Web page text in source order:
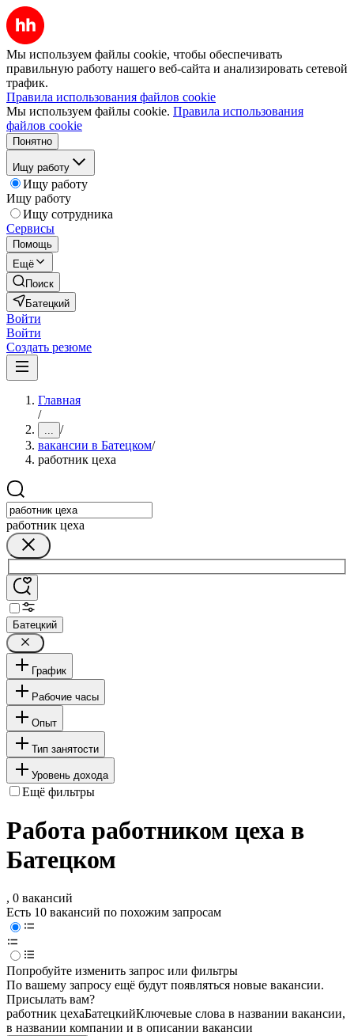
Мы используем файлы cookie, чтобы обеспечивать
правильную работу нашего веб-сайта и анализировать сетевой
трафик.
Правила использования файлов cookie
Мы используем файлы cookie. Правила использования
файлов cookie
Понятно
Ищу работу
Ищу работу
Ищу работу
Ищу сотрудника
Сервисы
Помощь
Ещё
Поиск
Батецкий
Войти
Войти
Создать резюме
Главная
/
... /
вакансии в Батецком/
работник цеха
работник цеха
Батецкий
График
Рабочие часы
Опыт
Тип занятости
Уровень дохода
Ещё фильтры
Работа работником цеха в
Батецком
, 0 вакансий
Есть 10 вакансий по похожим запросам
Попробуйте изменить запрос или фильтры
По вашему запросу ещё будут появляться новые вакансии.
Присылать вам?
работник цехаБатецкийКлючевые слова в названии вакансии,
в названии компании и в описании вакансии